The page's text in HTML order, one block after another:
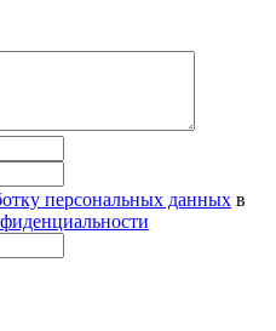
персональных данных в